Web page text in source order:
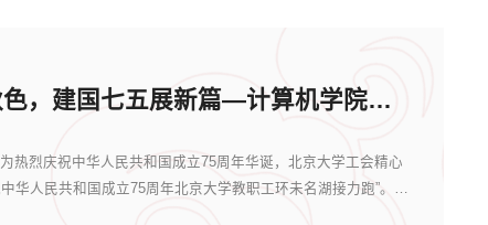
湖畔接力绘秋色，建国七五展新篇—计算机学院教职工积极参加未名湖接力跑
烈庆祝中华人民共和国成立75周年华诞，北京大学工会精心
人民共和国成立75周年北京大学教职工环未名湖接力跑”。